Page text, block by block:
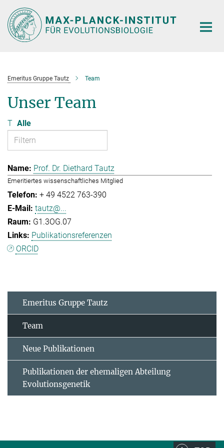
Hauptinhalt
Emeritus Gruppe Tautz Team
Unser Team
T Alle
Prof. Dr. Diethard Tautz
Emeritiertes wissenschaftliches Mitglied
+ 49 4522 763-390
tautz@...
G1.3OG.07
Publikationsreferenzen
ORCID
Emeritus Gruppe Tautz
Team
Neue Publikationen
Publikationen der ehemaligen Abteilung
Evolutionsgenetik